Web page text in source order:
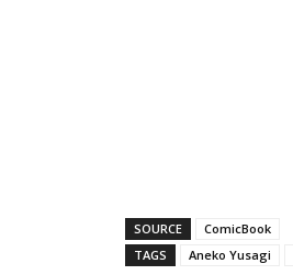
SOURCE
ComicBook
TAGS
Aneko Yusagi